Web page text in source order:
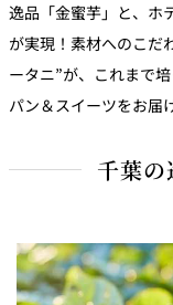
逸品「金蜜芋」と、ホ
が実現！素材へのこだ
ータニ”が、これまで
パン＆スイーツをお届
千葉の